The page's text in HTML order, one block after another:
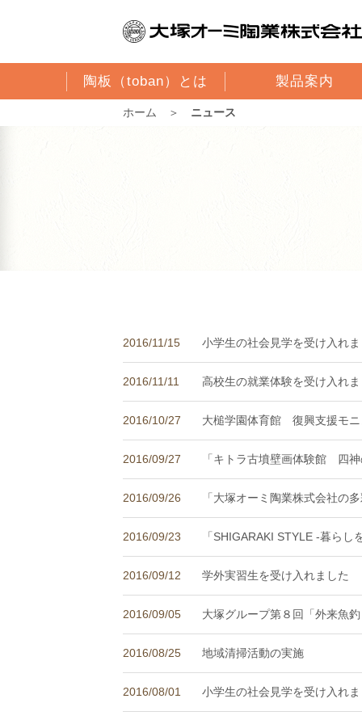
陶板（toban）とは 製品案内
ホーム ＞ ニュース
2016/11/15 小学生の社会見学を受け入れ
2016/11/11 高校生の就業体験を受け入れ
2016/10/27 大槌学園体育館 復興支援モニ
2016/09/27 「キトラ古墳壁画体験館 四
2016/09/26 「大塚オーミ陶業株式会社の
2016/09/23 「SHIGARAKI STYLE -暮ら
2016/09/12 学外実習生を受け入れました
2016/09/05 大塚グループ第８回「外来魚
2016/08/25 地域清掃活動の実施
2016/08/01 小学生の社会見学を受け入れ